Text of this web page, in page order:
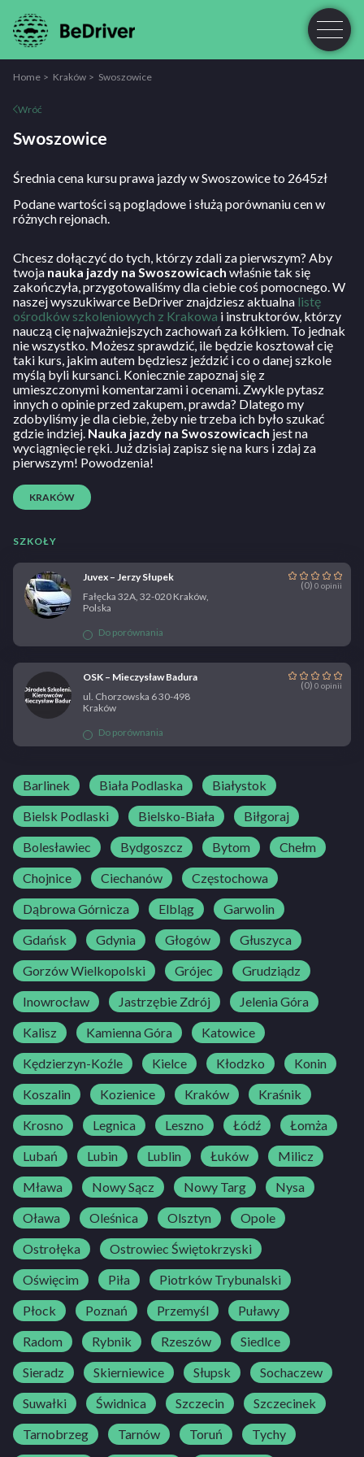
Home Kraków Swoszowice
Wróć
Swoszowice
Średnia cena kursu prawa jazdy w Swoszowice to 2645zł
Podane wartości są poglądowe i służą porównaniu cen w
różnych rejonach.
Chcesz dołączyć do tych, którzy zdali za pierwszym? Aby
twoja nauka jazdy na Swoszowicach właśnie tak się
zakończyła, przygotowaliśmy dla ciebie coś pomocnego. W
naszej wyszukiwarce BeDriver znajdziesz aktualna listę
ośrodków szkoleniowych z Krakowa i instruktorów, którzy
nauczą cię najważniejszych zachowań za kółkiem. To jednak
nie wszystko. Możesz sprawdzić, ile będzie kosztował cię
taki kurs, jakim autem będziesz jeździć i co o danej szkole
myślą byli kursanci. Koniecznie zapoznaj się z
umieszczonymi komentarzami i ocenami. Zwykle pytasz
innych o opinie przed zakupem, prawda? Dlatego my
zdobyliśmy je dla ciebie, żeby nie trzeba ich było szukać
gdzie indziej. Nauka jazdy na Swoszowicach jest na
wyciągnięcie ręki. Już dzisiaj zapisz się na kurs i zdaj za
pierwszym! Powodzenia!
KRAKÓW
SZKOŁY
Juvex – Jerzy Słupek
(0) 0 opinii
Fałęcka 32A, 32-020 Kraków,
Polska
Do porównania
OSK – Mieczysław Badura
(0) 0 opinii
ul. Chorzowska 6 30-498
Kraków
Do porównania
Barlinek Biała Podlaska
Białystok
Bielsk Podlaski
Bielsko-Biała
Biłgoraj
Bolesławiec
Bydgoszcz Bytom
Chełm
Chojnice
Ciechanów
Częstochowa
Dąbrowa Górnicza
Elbląg
Garwolin
Gdańsk
Gdynia Głogów
Głuszyca
Gorzów Wielkopolski
Grójec
Grudziądz
Inowrocław
Jastrzębie Zdrój
Jelenia Góra
Kalisz
Kamienna Góra
Katowice
Kędzierzyn-Koźle
Kielce Kłodzko
Konin
Koszalin
Kozienice Kraków
Kraśnik
Krosno
Legnica Leszno Łódź
Łomża
Lubań
Lubin Lublin Łuków
Milicz
Mława
Nowy Sącz Nowy Targ
Nysa
Oława
Oleśnica Olsztyn
Opole
Ostrołęka
Ostrowiec Świętokrzyski
Oświęcim
Piła
Piotrków Trybunalski
Płock
Poznań Przemyśl
Puławy
Radom
Rybnik Rzeszów
Siedlce
Sieradz
Skierniewice Słupsk
Sochaczew
Suwałki
Świdnica Szczecin
Szczecinek
Tarnobrzeg
Tarnów Toruń
Tychy